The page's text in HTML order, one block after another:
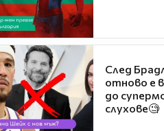
След
отново е
до
слухове🧐